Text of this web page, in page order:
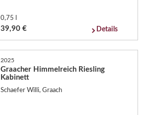
0,75 l
39,90 € Details
2025
Graacher Himmelreich Riesling
Kabinett
Schaefer Willi, Graach